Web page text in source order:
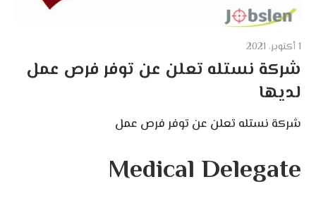
1 أكتوبر، 2021
شركة نستله تعلن عن توفر فرص عمل
لديها
شركة نستله تعلن عن توفر فرص عمل
Medical Delegate